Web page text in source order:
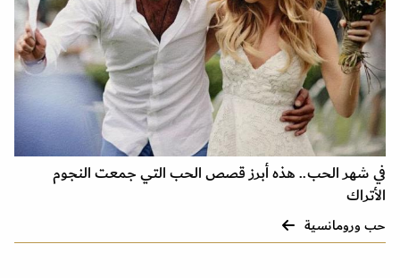
في شهر الحب.. هذه أبرز قصص الحب التي جمعت النجوم
الأتراك
حب ورومانسية